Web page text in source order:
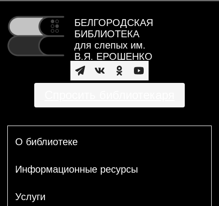
БЕЛГОРОДСКАЯ
БИБЛИОТЕКА
для слепых им.
В.Я. ЕРОШЕНКО
О библиотеке
Информационные ресурсы
Услуги